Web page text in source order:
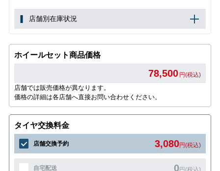
店舗別在庫状況
ホイールセット商品価格
78,500 円(税込)
店舗では販売価格が異なります。
価格の詳細は各店舗へ直接お問い合わせください。
タイヤ交換料金
店舗交換予約 3,080円(税込)
自宅配送 0円(税込)